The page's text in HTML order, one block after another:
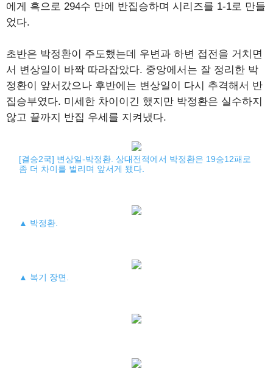
에게 흑으로 294수 만에 반집승하며 시리즈를 1-1로 만들
었다.
초반은 박정환이 주도했는데 우변과 하변 접전을 거치면
서 변상일이 바짝 따라잡았다. 중앙에서는 잘 정리한 박
정환이 앞서갔으나 후반에는 변상일이 다시 추격해서 반
집승부였다. 미세한 차이이긴 했지만 박정환은 실수하지
않고 끝까지 반집 우세를 지켜냈다.
[결승2국] 변상일-박정환. 상대전적에서 박정환은 19승12패로
좀 더 차이를 벌리며 앞서게 됐다.
▲ 박정환.
▲ 복기 장면.